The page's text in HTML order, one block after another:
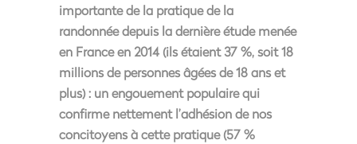
importante de la pratique de la
randonnéedepuis la dernière étude menée
en France en 2014 (ils étaient 37 %, soit 18
millions de personnes âgées de 18 ans et
plus) : un engouement populaire qui
confirme nettement l’adhésion de nos
concitoyens à cette pratique (57 %